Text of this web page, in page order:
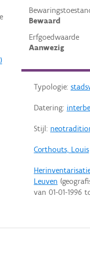
Bewaard
Erfgoedwaarde
Aanwezig
Typologie:
Datering:
Stijl:
Corthouts, Louis
Leuven
van 01-01-1996